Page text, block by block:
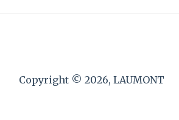
Copyright © 2026, LAUMONT